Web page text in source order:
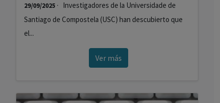
29/09/2025 · Investigadores de la Universidade de
Santiago de Compostela (USC) han descubierto que
el...
Ver más